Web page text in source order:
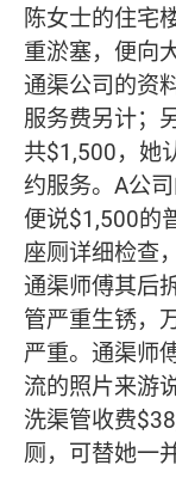
陈女士的住宅
重淤塞，便向
通渠公司的资
服务费另计；
共$1,500，她
约服务。A公
便说$1,500的
座厕详细检查
通渠师傅其后
管严重生锈，
严重。通渠师
流的照片来游
洗渠管收费
厕，可替她一